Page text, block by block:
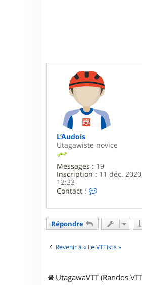
L’Audois
Utagawiste novice
Messages : 19
Inscription : 11 déc.
12:33
Contact :
n
c
e
A
Répondre
Revenir à « Le VTTiste »
UtagawaVTT (Randos